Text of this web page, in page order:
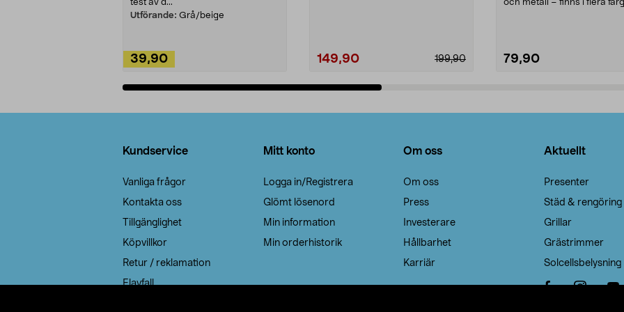
test av d...
Utförande: Grå/beige
39,90 199,90
149,90
och metall – finns i flera
79,90
Kundservice
Vanliga frågor
Kontakta oss
Tillgänglighet
Köpvillkor
Retur / reklamation
Elavfall
Mitt konto
Logga in/Registrera
Glömt lösenord
Min information
Min orderhistorik
Om oss
Om oss
Press
Investerare
Hållbarhet
Karriär
Aktuellt
Presenter
Städ & rengöring
Grillar
Grästrimmer
Solcellsbelysning